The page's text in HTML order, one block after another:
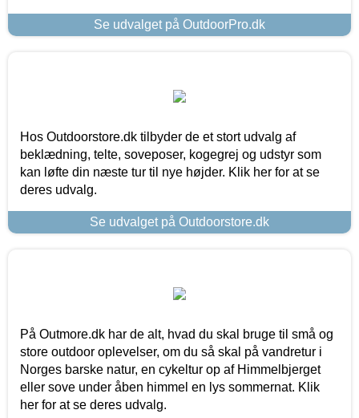
Se udvalget på OutdoorPro.dk
Hos Outdoorstore.dk tilbyder de et stort udvalg af
beklædning, telte, soveposer, kogegrej og udstyr som
kan løfte din næste tur til nye højder. Klik her for at se
deres udvalg.
Se udvalget på Outdoorstore.dk
På Outmore.dk har de alt, hvad du skal bruge til små og
store outdoor oplevelser, om du så skal på vandretur i
Norges barske natur, en cykeltur op af Himmelbjerget
eller sove under åben himmel en lys sommernat. Klik
her for at se deres udvalg.